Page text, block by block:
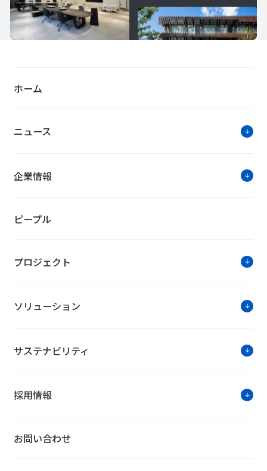
ホーム
ニュース
企業情報
ピープル
プロジェクト
ソリューション
サステナビリティ
採用情報
お問い合わせ